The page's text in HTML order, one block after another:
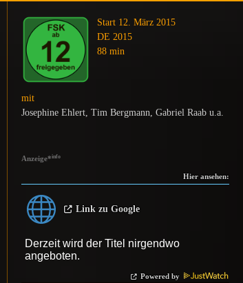
Start 12. März 2015
DE 2015
88 min
mit
Josephine Ehlert, Tim Bergmann, Gabriel Raab u.a.
Anzeige*info
Hier ansehen:
Link zu Google
Powered by